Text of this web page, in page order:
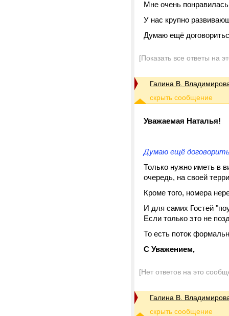
Мне очень
У нас крупно
Думаю ещё
[Показать все ответы на
Галина В.
Уважаемая Наталья!
Думаю ещё
Только нужно иметь в
очередь, на своей
Кроме того, номера
И для самих Гостей
Если только это не
То есть поток
С Уважением,
[Нет ответов на это
Галина В.